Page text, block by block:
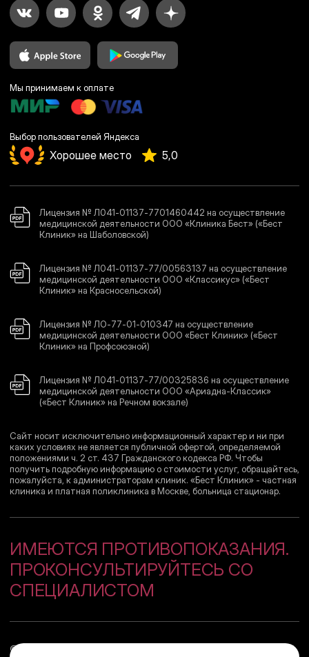
Мы принимаем к оплате
Выбор пользователей Яндекса
Хорошее место 5,0
Лицензия № Л041-01137-7701460442 на осуществление
медицинской деятельности ООО «Клиника Бест» («Бест
Клиник» на Шаболовской)
Лицензия № Л041-01137-77/00563137 на осуществление
медицинской деятельности ООО «Классикус» («Бест
Клиник» на Красносельской)
Лицензия № ЛО-77-01-010347 на осуществление
медицинской деятельности ООО «Бест Клиник» («Бест
Клиник» на Профсоюзной)
Лицензия № Л041-01137-77/00325836 на осуществление
медицинской деятельности ООО «Ариадна-Классик»
(«Бест Клиник» на Речном вокзале)
Сайт носит исключительно информационный характер и ни при
каких условиях не является публичной офертой, определяемой
положениями ч. 2 ст. 437 Гражданского кодекса РФ. Чтобы
получить подробную информацию о стоимости услуг, обращайтесь,
пожалуйста, к администраторам клиник. «Бест Клиник» - частная
клиника и платная поликлиника в Москве, больница стационар.
ИМЕЮТСЯ ПРОТИВОПОКАЗАНИЯ.
ПРОКОНСУЛЬТИРУЙТЕСЬ СО
СПЕЦИАЛИСТОМ
© 2008–2026 Сеть медицинских центров